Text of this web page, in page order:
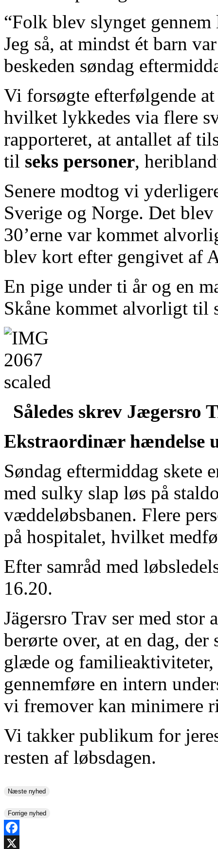
“Folk blev slynget
Jeg så, at mindst ét barn
beskeden søndag
Vi forsøgte efterfølgende
hvilket lykkedes via flere
rapporteret, at antallet af
til seks personer,
Senere modtog vi
Sverige og Norge. Det
30’erne var kommet
blev kort efter gengivet af
En pige under ti år og en
Skåne kommet alvorligt til
Således skrev Jægersro
Ekstraordinær hændelse
Søndag eftermiddag skete
med sulky slap løs på
væddeløbsbanen. Flere
på hospitalet, hvilket
Efter samråd med
16.20.
Jägersro Trav ser med
berørte over, at en dag,
glæde og
gennemføre en intern
vi fremover kan minimere
Vi takker publikum for
resten af løbsdagen.
Næste nyhed
Forrige nyhed
Facebook